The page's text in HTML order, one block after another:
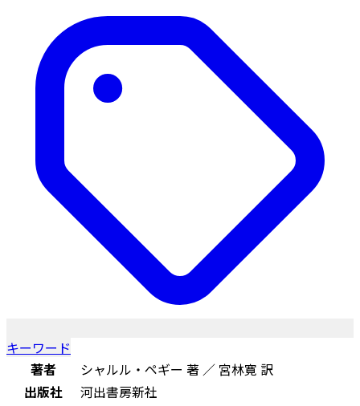
キーワード
著者
シャルル・ペギー 著 ／ 宮林寛 訳
出版社
河出書房新社